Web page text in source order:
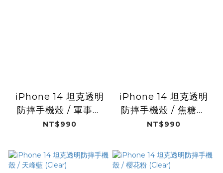
iPhone 14 坦克透明
防摔手機殼 / 軍事綠
(Clear)
NT$990
iPhone 14 坦克透明
防摔手機殼 / 焦糖奶
(Clear)
NT$990